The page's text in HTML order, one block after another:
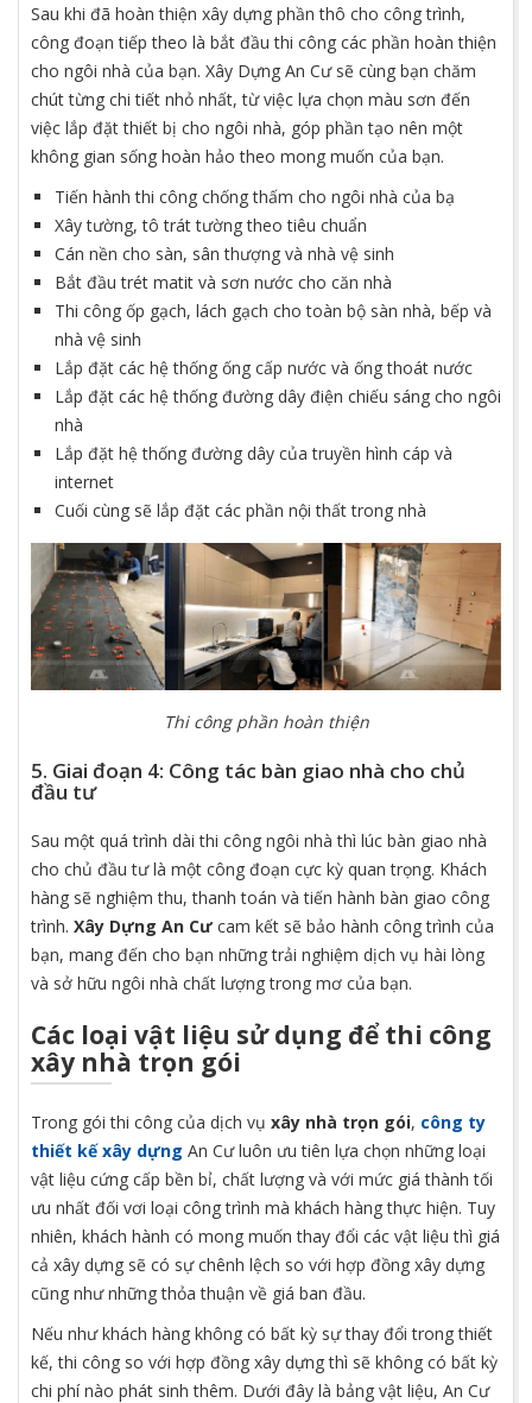
Sau khi đã hoàn thiện xây dựng phần thô cho công trình,
công đoạn tiếp theo là bắt đầu thi công các phần hoàn thiện
cho ngôi nhà của bạn. Xây Dựng An Cư sẽ cùng bạn chăm
chút từng chi tiết nhỏ nhất, từ việc lựa chọn màu sơn đến
việc lắp đặt thiết bị cho ngôi nhà, góp phần tạo nên một
không gian sống hoàn hảo theo mong muốn của bạn.
Tiến hành thi công chống thấm cho ngôi nhà của bạ
Xây tường, tô trát tường theo tiêu chuẩn
Cán nền cho sàn, sân thượng và nhà vệ sinh
Bắt đầu trét matit và sơn nước cho căn nhà
Thi công ốp gạch, lách gạch cho toàn bộ sàn nhà, bếp và
nhà vệ sinh
Lắp đặt các hệ thống ống cấp nước và ống thoát nước
Lắp đặt các hệ thống đường dây điện chiếu sáng cho ngôi
nhà
Lắp đặt hệ thống đường dây của truyền hình cáp và
internet
Cuối cùng sẽ lắp đặt các phần nội thất trong nhà
Thi công phần hoàn thiện
5. Giai đoạn 4: Công tác bàn giao nhà cho chủ
đầu tư
Sau một quá trình dài thi công ngôi nhà thì lúc bàn giao nhà
cho chủ đầu tư là một công đoạn cực kỳ quan trọng. Khách
hàng sẽ nghiệm thu, thanh toán và tiến hành bàn giao công
trình. Xây Dựng An Cưcam kết sẽ bảo hành công trình của
bạn, mang đến cho bạn những trải nghiệm dịch vụ hài lòng
và sở hữu ngôi nhà chất lượng trong mơ của bạn.
Các loại vật liệu sử dụng đểthi công
xây nhà trọn gói
Trong gói thi công của dịch vụ xây nhà trọn gói, công ty
thiết kế xây dựng An Cư luôn ưu tiên lựa chọn những loại
vật liệu cứng cấp bền bỉ, chất lượng và với mức giá thành tối
ưu nhất đối vơi loại công trình mà khách hàng thực hiện. Tuy
nhiên, khách hành có mong muốn thay đổi các vật liệu thì giá
cả xây dựng sẽ có sự chênh lệch so với hợp đồng xây dựng
cũng như những thỏa thuận về giá ban đầu.
Nếu như khách hàng không có bất kỳ sự thay đổi trong thiết
kế, thi công so với hợp đồng xây dựng thì sẽ không có bất kỳ
chi phí nào phát sinh thêm. Dưới đây là bảng vật liệu, An Cư